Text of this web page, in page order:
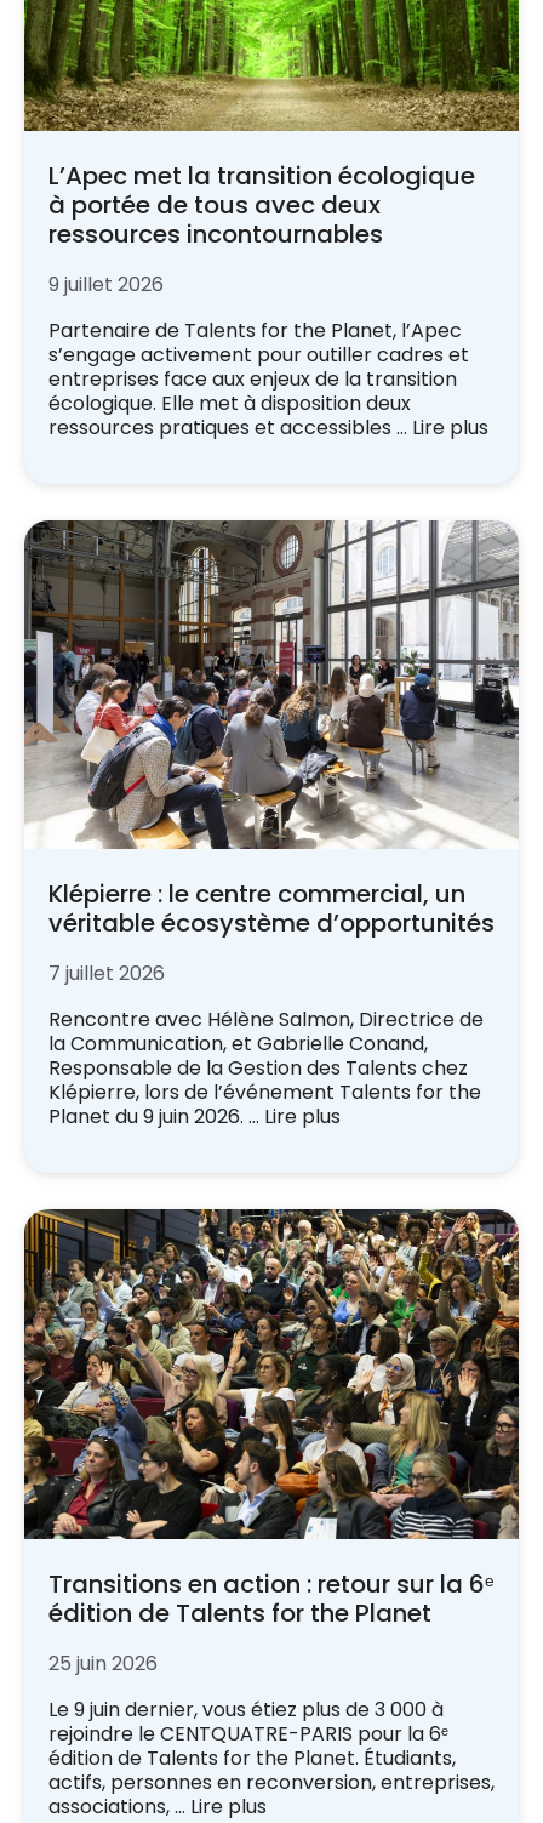
L’Apec met la transition écologique
à portée de tous avec deux
ressources incontournables
9 juillet 2026
Partenaire de Talents for the Planet, l’Apec
s’engage activement pour outiller cadres et
entreprises face aux enjeux de la transition
écologique. Elle met à disposition deux
ressources pratiques et accessibles … Lire plus
Klépierre : le centre commercial, un
véritable écosystème d’opportunités
7 juillet 2026
Rencontre avec Hélène Salmon, Directrice de
la Communication, et Gabrielle Conand,
Responsable de la Gestion des Talents chez
Klépierre, lors de l’événement Talents for the
Planet du 9 juin 2026. … Lire plus
Transitions en action : retour sur la 6ᵉ
édition de Talents for the Planet
25 juin 2026
Le 9 juin dernier, vous étiez plus de 3 000 à
rejoindre le CENTQUATRE-PARIS pour la 6ᵉ
édition de Talents for the Planet. Étudiants,
actifs, personnes en reconversion, entreprises,
associations, … Lire plus